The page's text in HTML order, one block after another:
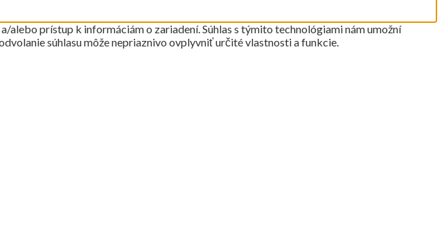
prístup k informáciám o zariadení. Súhlas s týmito technológiami nám umožní
súhlasu môže nepriaznivo ovplyvniť určité vlastnosti a funkcie.